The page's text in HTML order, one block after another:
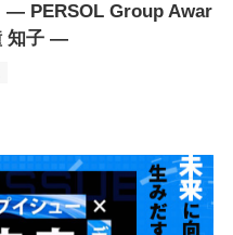
PERSOL Group Awar
知子 ―